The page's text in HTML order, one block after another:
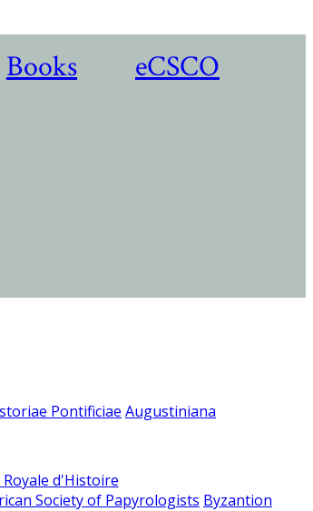
Books eCSCO
Pontificiae Augustiniana
d'Histoire
Society of Papyrologists Byzantion